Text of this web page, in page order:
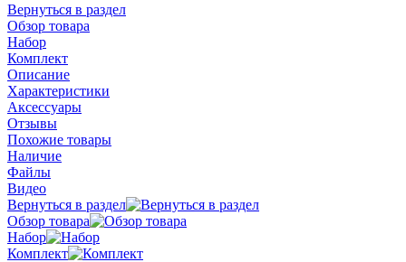
Вернуться в раздел
Обзор товара
Набор
Комплект
Описание
Характеристики
Аксессуары
Отзывы
Похожие товары
Наличие
Файлы
Видео
Вернуться в раздел
Обзор товара
Набор
Комплект